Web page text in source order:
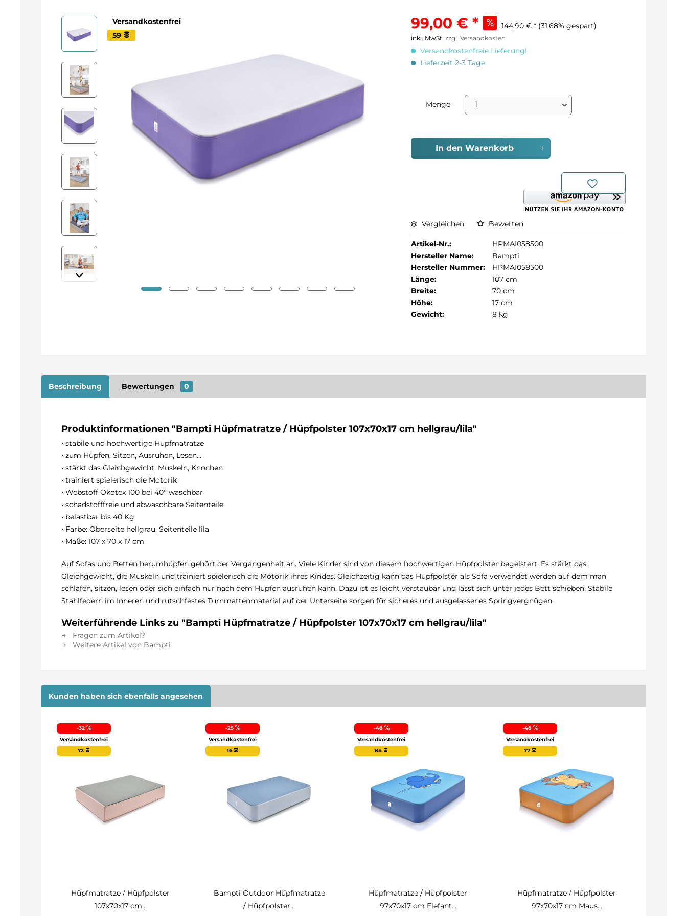
Versandkostenfrei
59
99,00 € * 144,90 € * (31,68% gespart)
inkl. MwSt.zzgl. Versandkosten
Versandkostenfreie Lieferung!
Lieferzeit 2-3 Tage
Menge
In den Warenkorb
Vergleichen Bewerten
Artikel-Nr.:
HPMAI058500
Hersteller Name:
Bampti
Hersteller Nummer:
HPMAI058500
Länge:
107 cm
Breite:
70 cm
Höhe:
17 cm
Gewicht:
8 kg
Beschreibung Bewertungen 0
Produktinformationen "Bampti Hüpfmatratze / Hüpfpolster 107x70x17 cm hellgrau/lila"
• stabile und hochwertige Hüpfmatratze
• zum Hüpfen, Sitzen, Ausruhen, Lesen...
• stärkt das Gleichgewicht, Muskeln, Knochen
• trainiert spielerisch die Motorik
• Webstoff Ökotex 100 bei 40° waschbar
• schadstofffreie und abwaschbare Seitenteile
• belastbar bis 40 Kg
• Farbe: Oberseite hellgrau, Seitenteile lila
• Maße: 107 x 70 x 17 cm
Auf Sofas und Betten herumhüpfen gehört der Vergangenheit an. Viele Kinder sind von diesem hochwertigen Hüpfpolster begeistert. Es stärkt das
Gleichgewicht, die Muskeln und trainiert spielerisch die Motorik ihres Kindes. Gleichzeitig kann das Hüpfpolster als Sofa verwendet werden auf dem man
schlafen, sitzen, lesen oder sich einfach nur nach dem Hüpfen ausruhen kann. Dazu ist es leicht verstaubar und lässt sich unter jedes Bett schieben. Stabile
Stahlfedern im Inneren und rutschfestes Turnmattenmaterial auf der Unterseite sorgen für sicheres und ausgelassenes Springvergnügen.
Weiterführende Links zu "Bampti Hüpfmatratze / Hüpfpolster 107x70x17 cm hellgrau/lila"
Fragen zum Artikel?
Weitere Artikel von Bampti
Kunden haben sich ebenfalls angesehen
-32
Versandkostenfrei
72
Hüpfmatratze / Hüpfpolster
107x70x17 cm...
-25
Versandkostenfrei
16
Bampti Outdoor Hüpfmatratze
/ Hüpfpolster...
-48
Versandkostenfrei
84
Hüpfmatratze / Hüpfpolster
97x70x17 cm Elefant...
-48
Versandkostenfrei
77
Hüpfmatratze / Hüpfpolster
97x70x17 cm Maus...